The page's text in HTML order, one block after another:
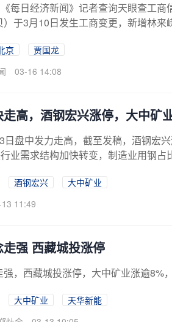
每日经济新闻》记者查询天眼查工
）于3月10日发生工商变更，新增林
京
贾国龙
03-16 14:08
高，酒钢宏兴涨停，大中矿
日盘中发力走高，截至发稿，酒钢宏
业需求结构加快转变，制造业用钢
酒钢宏兴
大中矿业
11:49
强 西藏城投涨停
强，西藏城投涨停，大中矿业涨逾8%
大中矿业
天华新能